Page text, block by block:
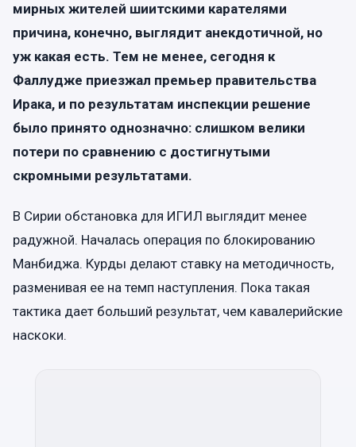
мирных жителей шиитскими карателями
причина, конечно, выглядит анекдотичной, но
уж какая есть. Тем не менее, сегодня к
Фаллудже приезжал премьер правительства
Ирака, и по результатам инспекции решение
было принято однозначно: слишком велики
потери по сравнению с достигнутыми
скромными результатами.
В Сирии обстановка для ИГИЛ выглядит менее
радужной. Началась операция по блокированию
Манбиджа. Курды делают ставку на методичность,
разменивая ее на темп наступления. Пока такая
тактика дает больший результат, чем кавалерийские
наскоки.